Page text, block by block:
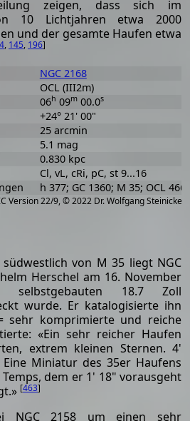
zeigen, dass sich im
10 Lichtjahren etwa 2000
und der gesamte Haufen etwa
4, 145, 196]
Version 22/9, © 2022 Dr. Wolfgang Steinicke
NGC 2168
OCL (III2m)
06h 09m00.0s
+24° 21' 00"
25 arcmin
5.1 mag
0.830 kpc
Cl, vL, cRi, pC, st 9...16
h 377; GC 1360; M 35; OCL 466
von M 35 liegt NGC
Herschel am 16. November
18.7 Zoll
wurde. Er katalogisierte ihn
sehr komprimierte und reiche
«Ein sehr reicher Haufen
extrem kleinen Sternen. 4'
Miniatur des 35er Haufens
dem er 1' 18" vorausgeht
[463]
NGC 2158 um einen sehr